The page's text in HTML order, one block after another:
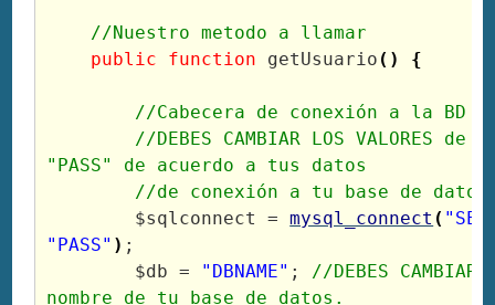
//Nuestro metodo a llamar
public
function getUsuario ( ) {
//Cabecera de conexión a la BD
//DEBES CAMBIAR LOS VALORES de
"PASS" de acuerdo a tus datos
//de conexión a tu base de
$sqlconnect
= mysql_connect (
"PASS" ) ;
$db = "DBNAME" ; //DEBES
nombre de tu base de datos.